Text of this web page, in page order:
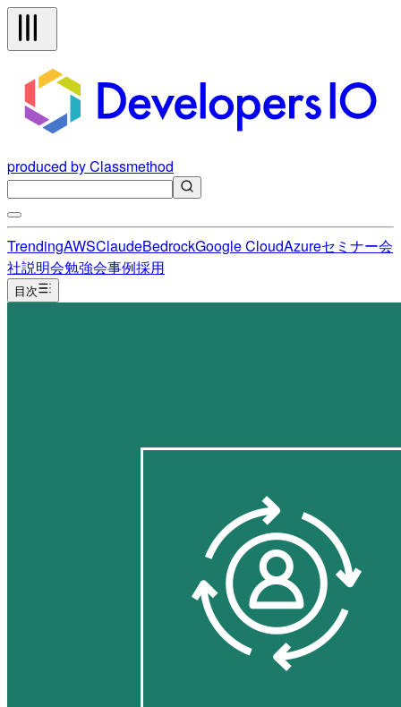
produced by Classmethod
TrendingAWSClaudeBedrockGoogle CloudAzureセミナー会
社説明会勉強会事例採用
目次